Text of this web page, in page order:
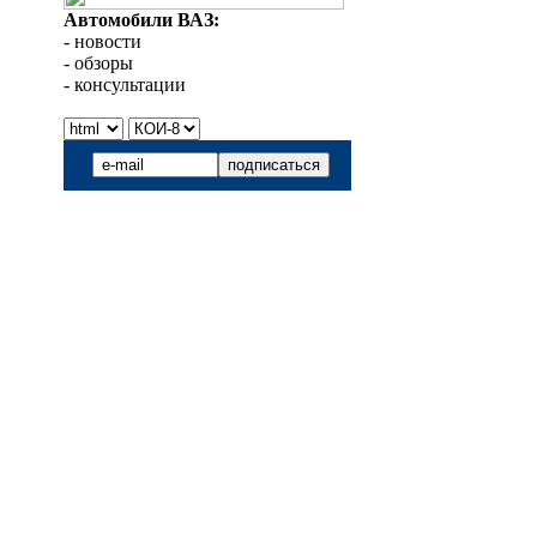
Автомобили ВАЗ:
- новости
- обзоры
- консультации